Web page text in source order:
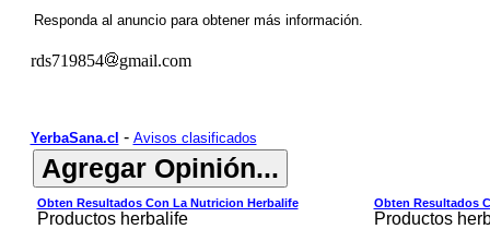
Responda al anuncio para obtener más información.
rds719854 gmail.com
YerbaSana.cl - Avisos clasificados
Obten Resultados Con La Nutricion Herbalife
Productos herbalife
Obten Resultados
Productos